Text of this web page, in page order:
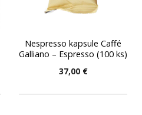
Nespresso kapsule Caffé
Galliano – Espresso (100 ks)
37,00 €